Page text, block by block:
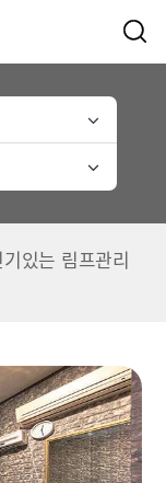
있는 림프관리